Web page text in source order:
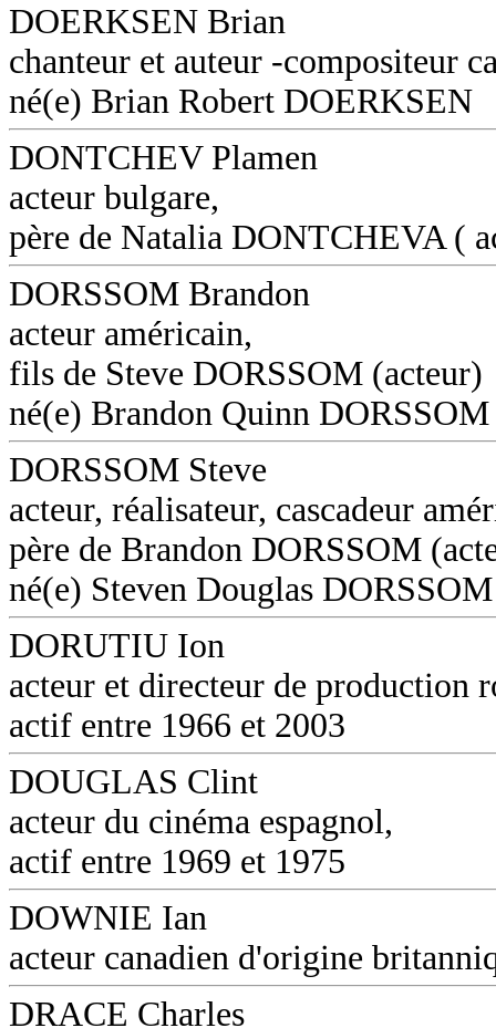
DOERKSEN Brian
chanteur et auteur -compositeur
né(e) Brian Robert DOERKSEN
DONTCHEV Plamen
acteur bulgare,
père de Natalia DONTCHEVA (
DORSSOM Brandon
acteur américain,
fils de Steve DORSSOM (acteur)
né(e) Brandon Quinn DORSSOM
DORSSOM Steve
acteur, réalisateur, cascadeur
père de Brandon DORSSOM
né(e) Steven Douglas DORSSOM
DORUTIU Ion
acteur et directeur de production
actif entre 1966 et 2003
DOUGLAS Clint
acteur du cinéma espagnol,
actif entre 1969 et 1975
DOWNIE Ian
acteur canadien d'origine
DRACE Charles